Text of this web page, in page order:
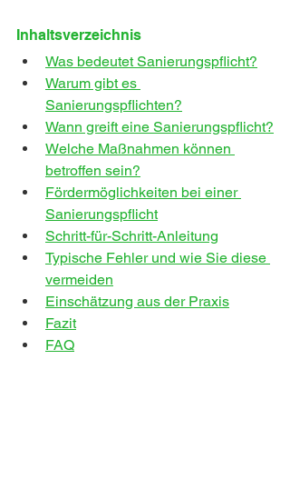
Inhaltsverzeichnis
Was bedeutet Sanierungspflicht?
Warum gibt es
Sanierungspflichten?
Wann greift eine Sanierungspflicht?
Welche Maßnahmen können
betroffen sein?
Fördermöglichkeiten bei einer
Sanierungspflicht
Schritt-für-Schritt-Anleitung
Typische Fehler und wie Sie diese
vermeiden
Einschätzung aus der Praxis
Fazit
FAQ